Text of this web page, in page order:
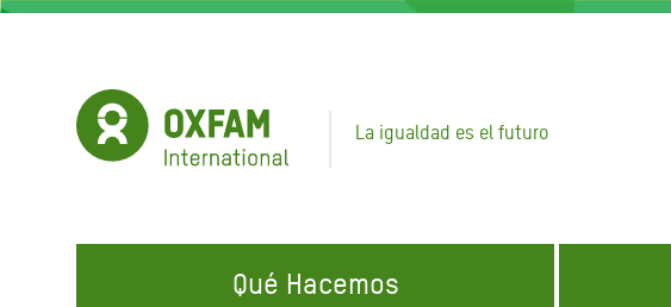
Pasar
La igualdad es el futuro
Qué Hacemos